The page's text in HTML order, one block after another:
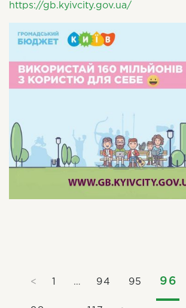
https://gb.kyivcity.gov.ua/
< 1 … 94 95 96